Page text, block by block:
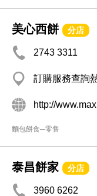
美心西餅 分店
2743 3311
訂購服務查詢
http://
麵包餅食─零售
泰昌餅家 分店
3960 6262